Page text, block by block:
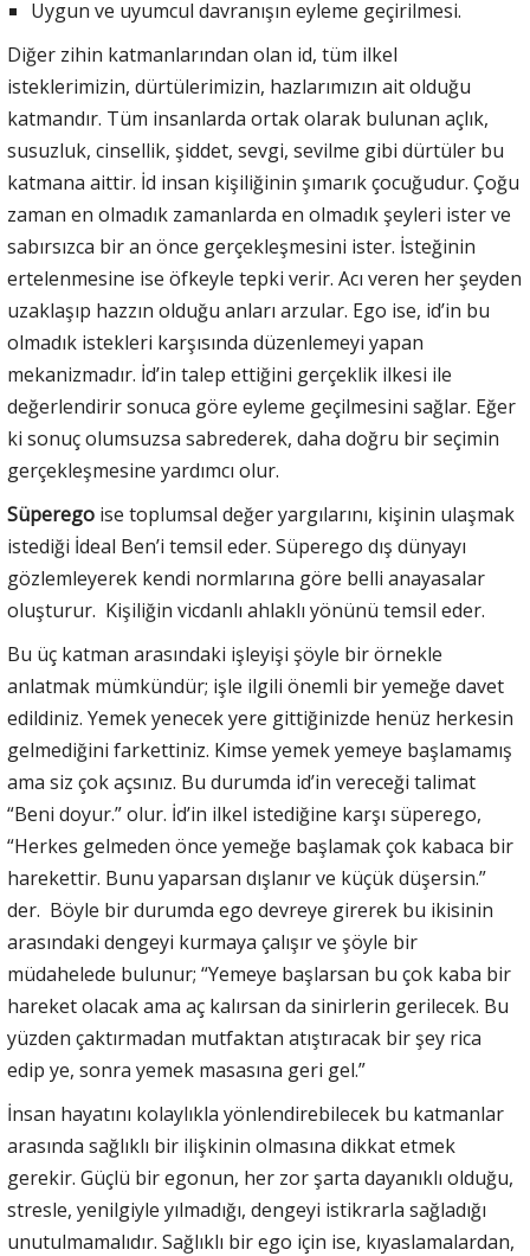
Uygun ve uyumcul davranışın eyleme geçirilmesi.
Diğer zihin katmanlarından olan id, tüm ilkel
isteklerimizin, dürtülerimizin, hazlarımızın ait olduğu
katmandır. Tüm insanlarda ortak olarak bulunan açlık,
susuzluk, cinsellik, şiddet, sevgi, sevilme gibi dürtüler bu
katmana aittir. İd insan kişiliğinin şımarık çocuğudur. Çoğu
zaman en olmadık zamanlarda en olmadık şeyleri ister ve
sabırsızca bir an önce gerçekleşmesini ister. İsteğinin
ertelenmesine ise öfkeyle tepki verir. Acı veren her şeyden
uzaklaşıp hazzın olduğu anları arzular. Ego ise, id’in bu
olmadık istekleri karşısında düzenlemeyi yapan
mekanizmadır. İd’in talep ettiğini gerçeklik ilkesi ile
değerlendirir sonuca göre eyleme geçilmesini sağlar. Eğer
ki sonuç olumsuzsa sabrederek, daha doğru bir seçimin
gerçekleşmesine yardımcı olur.
Süperego ise toplumsal değer yargılarını, kişinin ulaşmak
istediği İdeal Ben’i temsil eder. Süperego dış dünyayı
gözlemleyerek kendi normlarına göre belli anayasalar
oluşturur. Kişiliğin vicdanlı ahlaklı yönünü temsil eder.
Bu üç katman arasındaki işleyişi şöyle bir örnekle
anlatmak mümkündür; işle ilgili önemli bir yemeğe davet
edildiniz. Yemek yenecek yere gittiğinizde henüz herkesin
gelmediğini farkettiniz. Kimse yemek yemeye başlamamış
ama siz çok açsınız. Bu durumda id’in vereceği talimat
“Beni doyur.” olur. İd’in ilkel istediğine karşı süperego,
“Herkes gelmeden önce yemeğe başlamak çok kabaca bir
harekettir. Bunu yaparsan dışlanır ve küçük düşersin.”
der. Böyle bir durumda ego devreye girerek bu ikisinin
arasındaki dengeyi kurmaya çalışır ve şöyle bir
müdahelede bulunur; “Yemeye başlarsan bu çok kaba bir
hareket olacak ama aç kalırsan da sinirlerin gerilecek. Bu
yüzden çaktırmadan mutfaktan atıştıracak bir şey rica
edip ye, sonra yemek masasına geri gel.”
İnsan hayatını kolaylıkla yönlendirebilecek bu katmanlar
arasında sağlıklı bir ilişkinin olmasına dikkat etmek
gerekir. Güçlü bir egonun, her zor şarta dayanıklı olduğu,
stresle, yenilgiyle yılmadığı, dengeyi istikrarla sağladığı
unutulmamalıdır. Sağlıklı bir ego için ise, kıyaslamalardan,